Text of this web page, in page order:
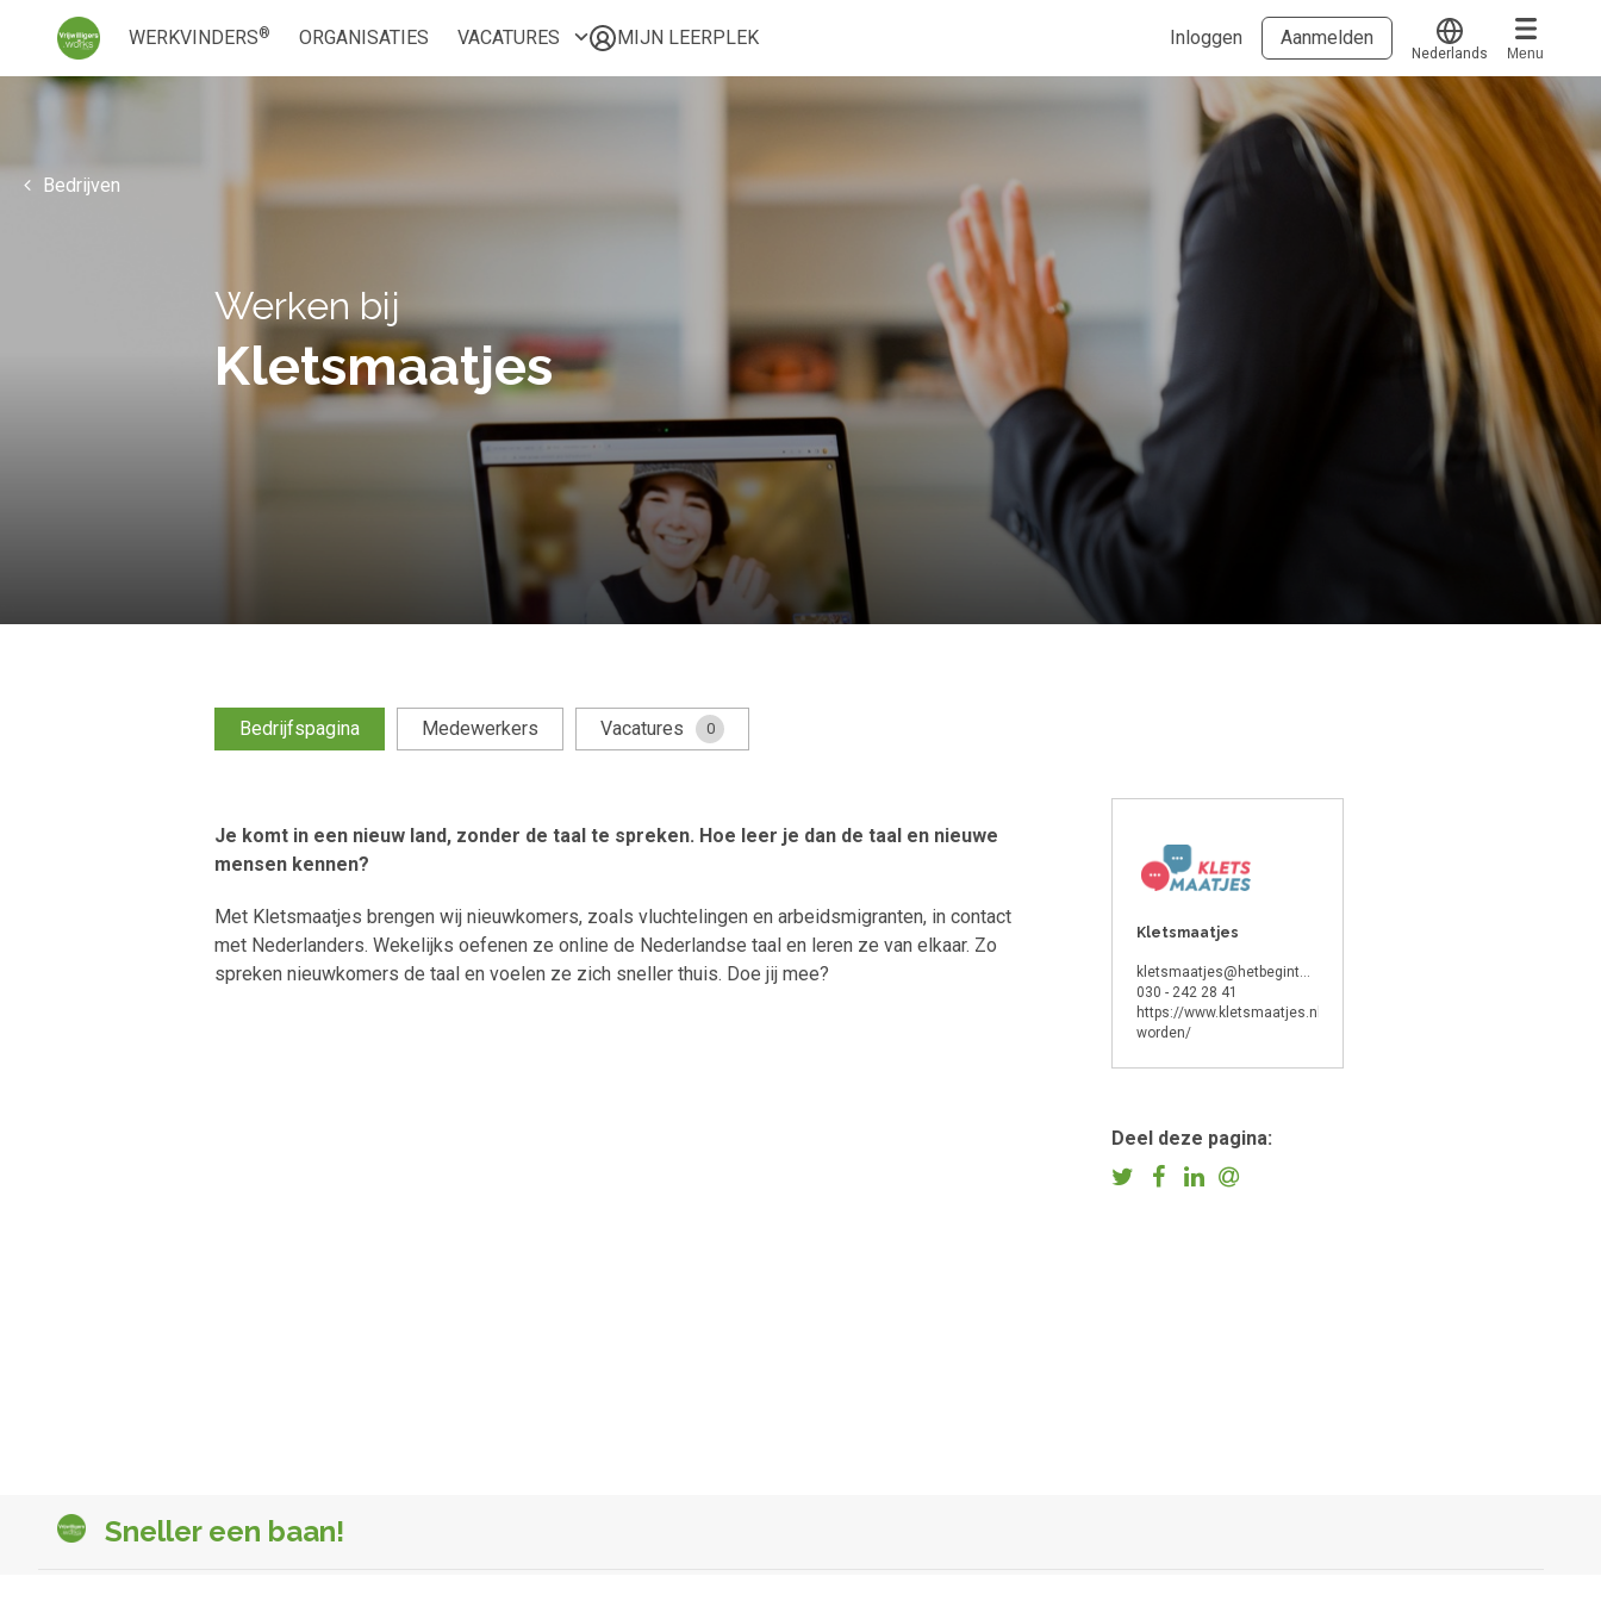
WERKVINDERS® ORGANISATIES VACATURES MIJN LEERPLEK
Certificaten
Voucher verzilveren
Account en hulp
Start met leren
klantenservice@hobp.nl
Erkend NRTO lid
Voorwaarden en privacy
Inloggen Aanmelden
Translate
Nederlands Menu
Bedrijven
Werken bij
Kletsmaatjes
Bedrijfspagina Medewerkers Vacatures 0
Je komt in een nieuw land, zonder de taal te spreken. Hoe leer je dan de taal en nieuwe
mensen kennen?
Met Kletsmaatjes brengen wij nieuwkomers, zoals vluchtelingen en arbeidsmigranten, in contact
met Nederlanders. Wekelijks oefenen ze online de Nederlandse taal en leren ze van elkaar. Zo
spreken nieuwkomers de taal en voelen ze zich sneller thuis. Doe jij mee?
Kletsmaatjes
kletsmaatjes@hetbegintmettaal.nl
030 - 242 28 41
https://www.kletsmaatjes.nl/vrijwilliger-
worden/
Deel deze pagina:
Sneller een baan!